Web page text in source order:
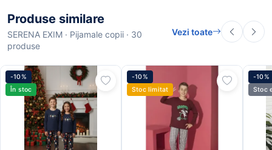
Produse similare
SERENA EXIM · Pijamale copii · 30
produse
Vezi toate
-10%
În stoc
-10%
Stoc limitat
-10%
Stoc